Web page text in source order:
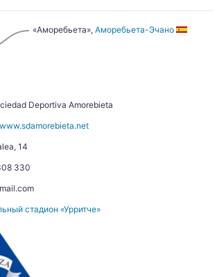
«Аморебьета», Аморебьета-Эчано
Deportiva Amorebieta
www.sdamorebieta.net
14
330
стадион «Урритче»